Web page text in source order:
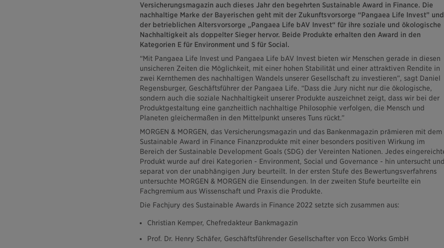
Versicherungsmagazin auch dieses Jahr den begehrten Sustainable Award in Finance. Die
nachhaltige Marke der Bayerischen geht mit der Zukunftsvorsorge “Pangaea Life Invest” und
der betrieblichen Altersvorsorge „Pangaea Life bAV Invest“ für ihre soziale und ökologische
Nachhaltigkeit als doppelter Sieger hervor. Beide Produkte erhalten den Award in den
Kategorien E für Environment und S für Social.
“Mit Pangaea Life Invest und Pangaea Life bAV Invest bieten wir Menschen gerade in diesen
unsicheren Zeiten die Möglichkeit, mit einer hohen Stabilität und einer attraktiven Rendite in
zwei Kernthemen des nachhaltigen Wandels unserer Gesellschaft zu investieren”, sagt Daniel
Regensburger, Geschäftsführer der Pangaea Life. “Dass die Jury nicht nur die ökologische,
sondern auch die soziale Nachhaltigkeit unserer Produkte auszeichnet zeigt, dass wir bei der
Produktgestaltung eine ganzheitlich nachhaltige Philosophie verfolgen, die Mensch und
Planeten gleichermaßen in den Mittelpunkt unseres Tuns rückt.”
MORGEN & MORGEN, das Versicherungsmagazin und das Bankenmagazin prämieren mit dem
Sustainable Award in Finance Finanzprodukte mit einer besonders positiven Wirkung im
Bereich der Sustainable Development Goals (SDG) der Vereinten Nationen. Jedes
Produkt wurde auf drei Kategorien - Environment, Social und Governance - hin untersucht
separat von der unabhängigen Jury beurteilt. In der ersten Stufe des Bewertungsverfahrens
untersuchte MORGEN & MORGEN die Einsendungen. In der zweiten Stufe beurteilte ein
Fachgremium aus Wissenschaft und Praxis die Produkte.
Die Fachjury des Sustainable Awards in Finance 2022 setzte sich zusammen aus:
Christian Kemper, Chefredakteur Bankmagazin
Prof. Dr. Henry Schäfer, Geschäftsführender Gesellschafter von Ecco Works GmbH